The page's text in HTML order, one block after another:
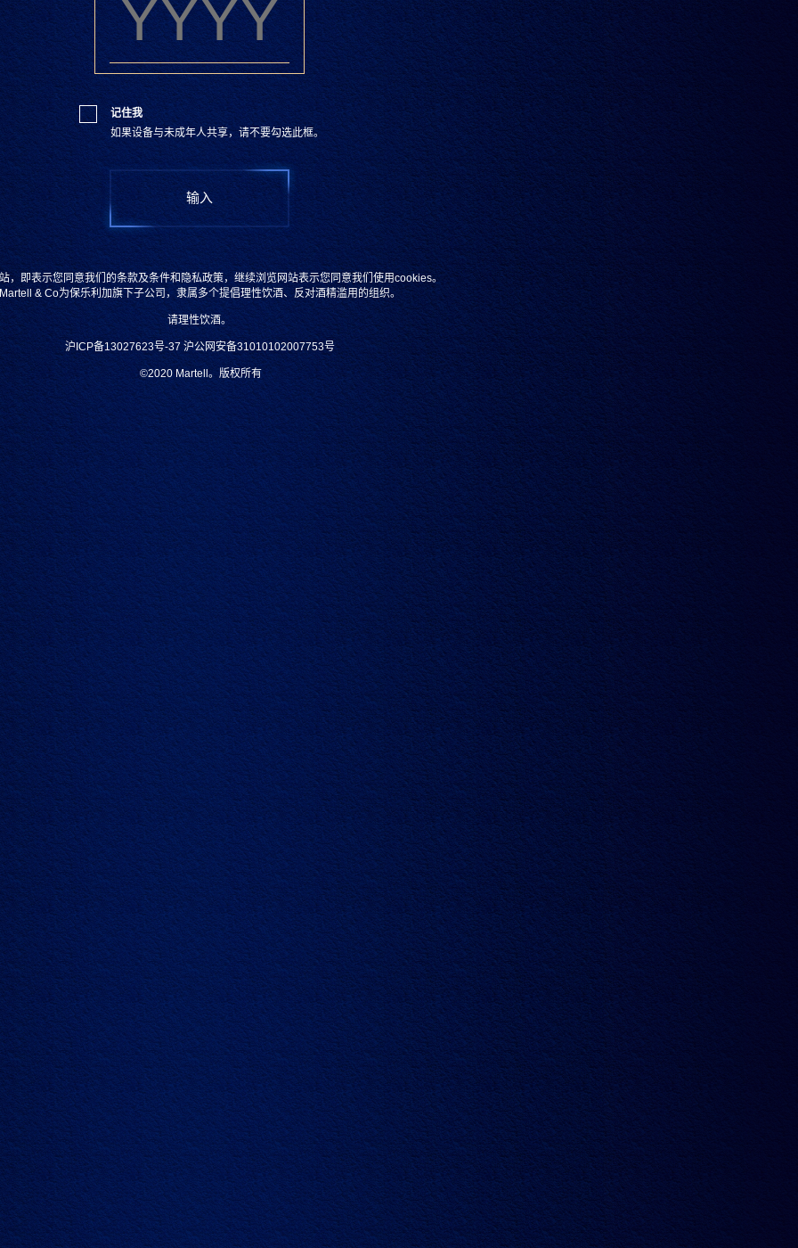
记住我
如果设备与未成年人共享，请不要勾选此框。
，即表示您同意我们的条款及条件和隐私政策，继续浏览网站表示您同意我们使用cookies。
& Co为保乐利加旗下子公司，隶属多个提倡理性饮酒、反对酒精滥用的组织。
请理性饮酒。
沪ICP备13027623号-37 沪公网安备31010102007753号
©2020 Martell。版权所有
马爹利蓝带傲创带你超越平凡，再造传奇。马爹利蓝带傲创
浓郁的蜜饯果香和辛香将这款标志性的干邑带入新的高度。
COGNAC 750 ML BOTTLE
纯饮
混饮
果香
辛香
顺滑
浓烈
购买 比较